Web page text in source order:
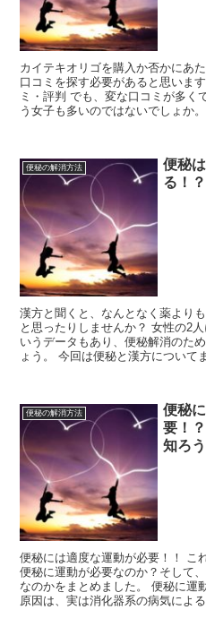
カイテキオリゴを購入か否かにあ
口コミを探す必要があると思いま
ミ・評判 でも、変な口コミが多く
う女子も多いのではないでしょか
便秘の解消方法
便秘
る！
漢方と聞くと、なんとなく薬より
と思ったりしませんか？ 女性の2
いうデータもあり、便秘解消のた
ょう。 今回は便秘と漢方について
便秘の解消方法
便秘
要！
知ろ
便秘には適度な運動が必要！！ こ
便秘に運動が必要なのか？そして
なのかをまとめました。 便秘に運
原因は、実は消化器系の病気によ